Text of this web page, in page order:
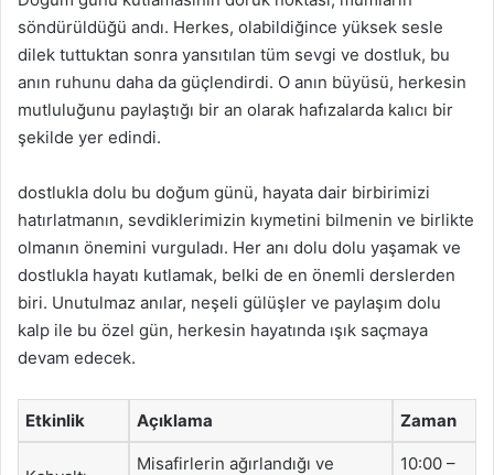
söndürüldüğü andı. Herkes, olabildiğince yüksek sesle
dilek tuttuktan sonra yansıtılan tüm sevgi ve dostluk, bu
anın ruhunu daha da güçlendirdi. O anın büyüsü, herkesin
mutluluğunu paylaştığı bir an olarak hafızalarda kalıcı bir
şekilde yer edindi.
dostlukla dolu bu doğum günü, hayata dair birbirimizi
hatırlatmanın, sevdiklerimizin kıymetini bilmenin ve birlikte
olmanın önemini vurguladı. Her anı dolu dolu yaşamak ve
dostlukla hayatı kutlamak, belki de en önemli derslerden
biri. Unutulmaz anılar, neşeli gülüşler ve paylaşım dolu
kalp ile bu özel gün, herkesin hayatında ışık saçmaya
devam edecek.
Etkinlik Açıklama Zaman
Misafirlerin ağırlandığı ve
10:00 –